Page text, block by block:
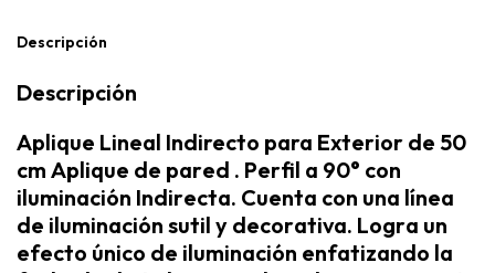
Descripción
Descripción
Aplique Lineal Indirecto para Exterior de 50
cm Aplique de pared . Perfil a 90° con
iluminación Indirecta. Cuenta con una línea
de iluminación sutil y decorativa. Logra un
efecto único de iluminación enfatizando la